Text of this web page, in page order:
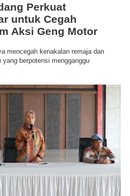
Perkuat
untuk Cegah
Aksi Geng Motor
mencegah kenakalan remaja dan
berpotensi mengganggu